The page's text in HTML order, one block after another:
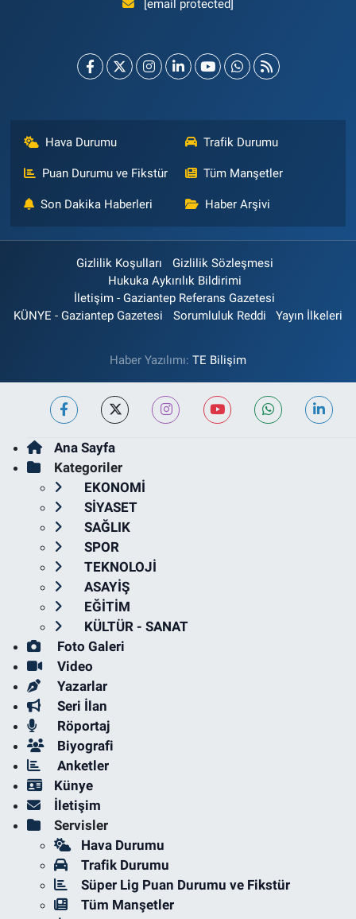
[email protected]
Hava Durumu Trafik Durumu
Puan Durumu ve Fikstür Tüm Manşetler
Son Dakika Haberleri Haber Arşivi
Gizlilik Koşulları
Gizlilik Sözleşmesi
Hukuka Aykırılık Bildirimi
İletişim - Gaziantep Referans Gazetesi
KÜNYE - Gaziantep Gazetesi
Sorumluluk Reddi Yayın İlkeleri
Haber Yazılımı: TE Bilişim
Ana Sayfa
Kategoriler
EKONOMİ
SİYASET
SAĞLIK
SPOR
TEKNOLOJİ
ASAYİŞ
EĞİTİM
KÜLTÜR - SANAT
Foto Galeri
Video
Yazarlar
Seri İlan
Röportaj
Biyografi
Anketler
Künye
İletişim
Servisler
Hava Durumu
Trafik Durumu
Süper Lig Puan Durumu ve Fikstür
Tüm Manşetler